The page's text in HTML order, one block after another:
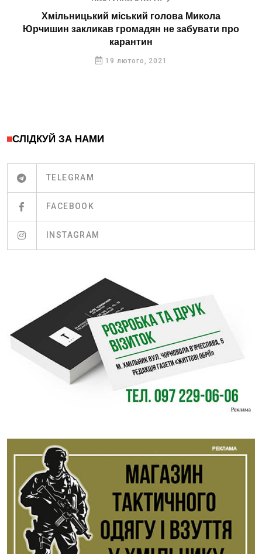
Хмільницький міський голова Микола
Юрчишин закликав громадян не забувати про
карантин
19 лютого, 2021
СЛІДКУЙ ЗА НАМИ
TELEGRAM
FACEBOOK
INSTAGRAM